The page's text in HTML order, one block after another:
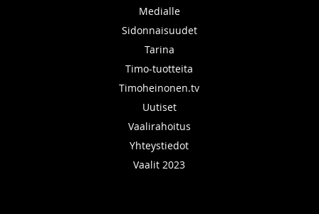
Medialle
Sidonnaisuudet
Tarina
Timo-tuotteita
Timoheinonen.tv
Uutiset
Vaalirahoitus
Yhteystiedot
Vaalit 2023